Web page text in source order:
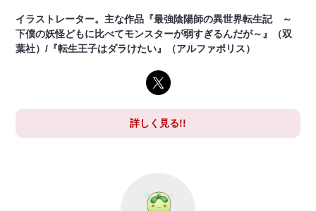
イラストレーター。主な作品『最強陰陽師の異世界転生記 ～
下僕の妖怪どもに比べてモンスターが弱すぎるんだが～』（双
葉社）/『転生王子はダラけたい』（アルファポリス）
詳しく見る!!